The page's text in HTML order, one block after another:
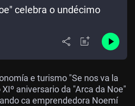
celebra o undécimo
e turismo "Se nos va la
aniversario da "Arca da Noe"
ca emprendedora Noemí